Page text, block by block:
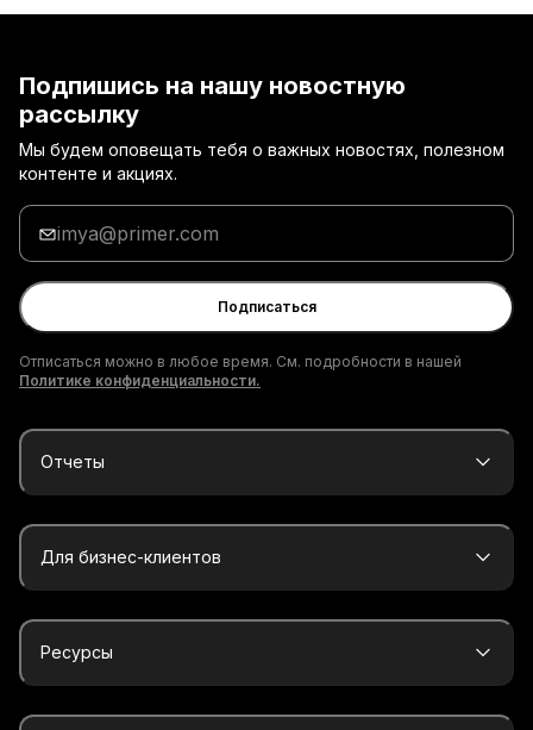
Подпишись на нашу новостную
рассылку
Мы будем оповещать тебя о важных новостях, полезном
контенте и акциях.
Введи
адрес
электронной
почты
Подписаться
Отписаться можно в любое время. См. подробности в нашей
Политике конфиденциальности.
Отчеты
Для бизнес-клиентов
Ресурсы